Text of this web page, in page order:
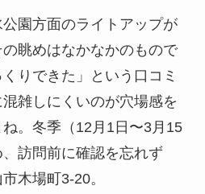
園方面のライトアップが
眺めはなかなかのもので
りできた」という口コミ
雑しにくいのが穴場感を
。冬季（12月1日〜3月15
訪問前に確認を忘れず
木場町3-20。